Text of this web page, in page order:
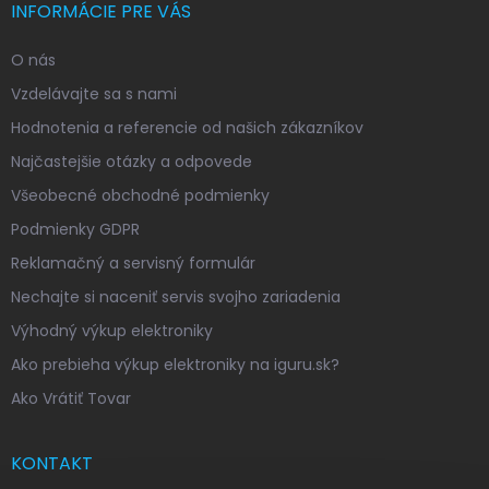
INFORMÁCIE PRE VÁS
O nás
Vzdelávajte sa s nami
Hodnotenia a referencie od našich zákazníkov
Najčastejšie otázky a odpovede
Všeobecné obchodné podmienky
Podmienky GDPR
Reklamačný a servisný formulár
Nechajte si naceniť servis svojho zariadenia
Výhodný výkup elektroniky
Ako prebieha výkup elektroniky na iguru.sk?
Ako Vrátiť Tovar
KONTAKT